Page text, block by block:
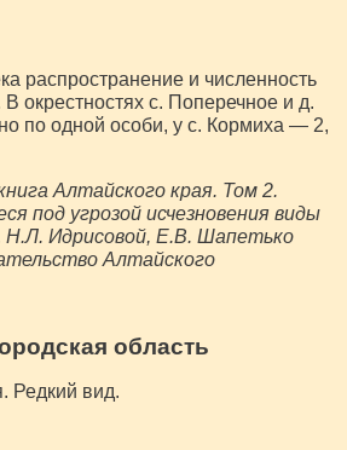
распространение и численность
В окрестностях с. Поперечное и д.
по одной особи, у с. Кормиха — 2,
Алтайского края. Том 2.
под угрозой исчезновения виды
Идрисовой, Е.В. Шапетько
Алтайского
область
Редкий вид.